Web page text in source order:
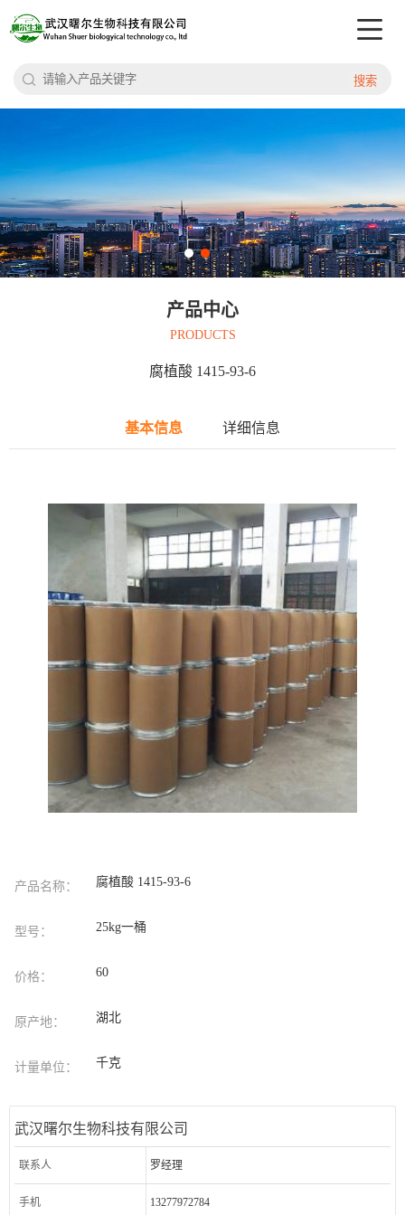
搜索
产品中心
PRODUCTS
腐植酸 1415-93-6
基本信息 详细信息
产品名称： 腐植酸 1415-93-6
型号： 25kg一桶
价格： 60
原产地： 湖北
计量单位： 千克
武汉曙尔生物科技有限公司
联系人 罗经理
手机 13277972784